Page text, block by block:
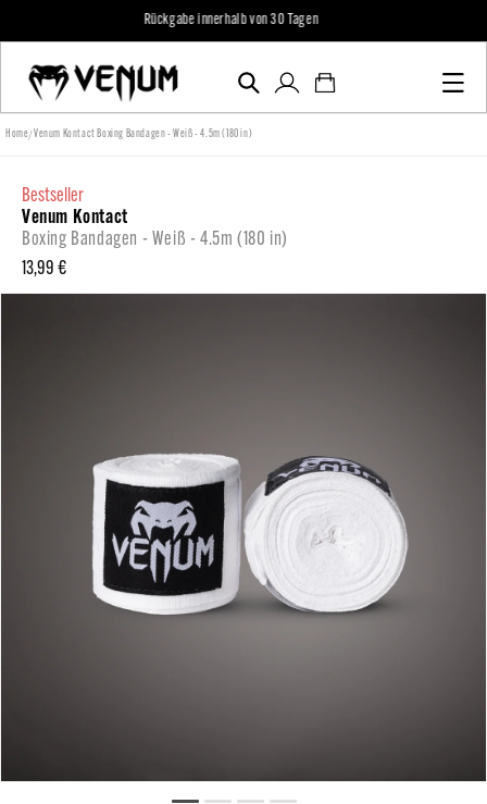
Inhalt
EinloggenWarenkorb
Home/Venum Kontact Boxing Bandagen - Weiß - 4.5m (180 in)
bestseller
Venum Kontact
Boxing Bandagen - Weiß - 4.5m (180 in)
Normaler
Preis
13,99 €